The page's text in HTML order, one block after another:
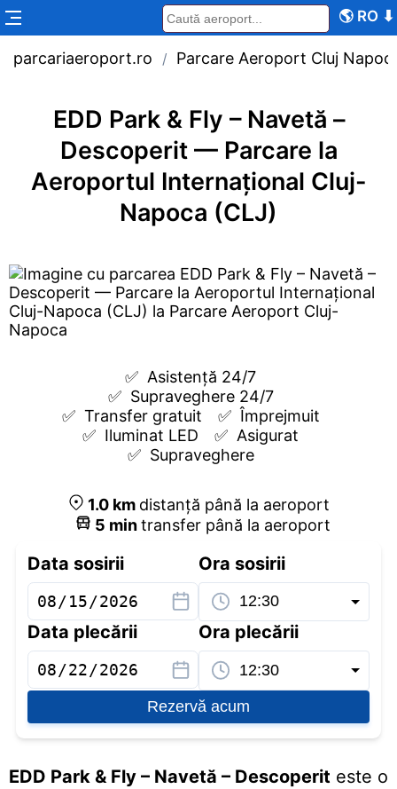
🌎 RO ⬇
parcariaeroport.ro / Parcare Aeroport Cluj
EDD Park & Fly – Navetă –
Descoperit — Parcare la
Aeroportul Internațional Cluj-
Napoca (CLJ)
✅ Asistență 24/7
✅ Supraveghere 24/7
✅ Transfer gratuit ✅ Împrejmuit
✅ Iluminat LED ✅ Asigurat
✅ Supraveghere
1.0km distanță până la aeroport
5 mintransfer până la aeroport
Data sosirii Ora sosirii
Data plecării Ora plecării
Rezervă acum
EDD Park & Fly – Navetă – Descoperit este o